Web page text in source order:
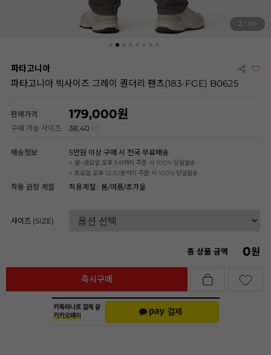
2 / 8
파타고니아
파타고니아 빅사이즈 그레이 퀀더리 팬츠(183-FGE) B0625
판매가격 179,000
구매 가능 사이즈 38,40
배송정보 5만원 이상 구매 시 전국 무료배송
+ 월~금요일 오후 5시까지 주문 시 100% 당일발송
+ 토요일 오후 12:30분까지 주문 시 100% 당일발송
착용 권장 계절 적용계절 : 봄/여름/초가을
사이즈 (SIZE)
총 상품 금액 0원
즉시구매